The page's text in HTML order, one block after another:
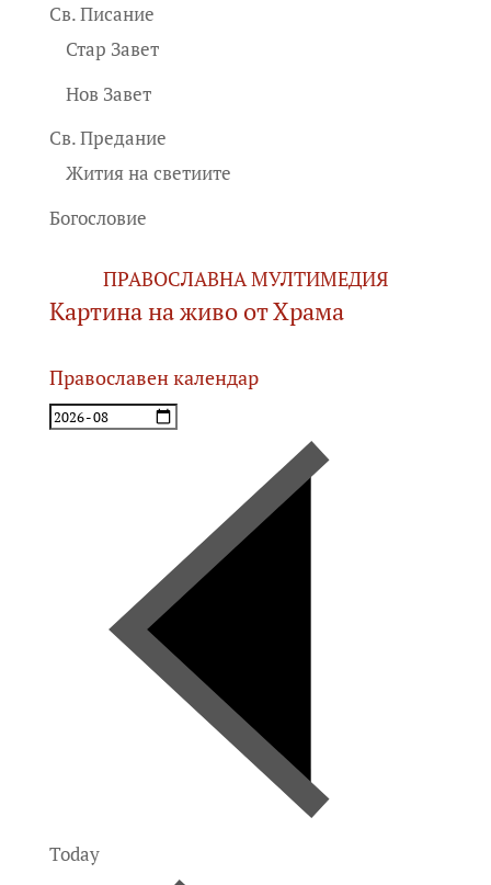
Св. Писание
Стар Завет
Нов Завет
Св. Предание
Жития на светиите
Богословие
ПРАВОСЛАВНА МУЛТИМЕДИЯ
Картина на живо от Храма
Православен календар
Today